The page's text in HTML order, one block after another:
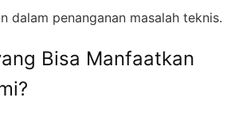
dalam penanganan masalah teknis.
Bisa Manfaatkan